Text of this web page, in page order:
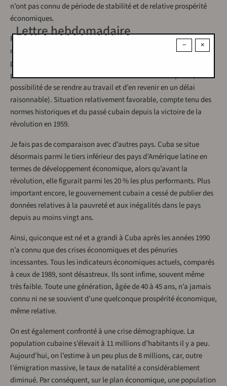
n’ont pas connu de période de stabilité et de relative prospérité
économiques.
Rétrospectivement, les années 1980 sont considérées comme la
meilleure période économique après la révolution pour la
population, notamment en ce qui concerne l’accès aux biens de
première nécessité comme l’alimentation et les transports (la
possibilité de se rendre au travail et d’en revenir en un délai
raisonnable). Situation relativement favorable, compte tenu des
normes historiques et du passé cubain depuis la victoire de la
révolution en 1959.
Je fais pas de comparaison avec d’autres pays. Cuba se situe
désormais parmi le tiers inférieur des pays d’Amérique latine en
termes de développement économique, alors qu’avant la
révolution, elle figurait parmi les 20 % les plus performants. Plus
important encore, le gouvernement cubain a cessé de publier des
données relatives à la pauvreté et aux inégalités dans le pays
depuis au moins vingt ans.
Ainsi, quiconque est né et a grandi à Cuba après les années 1990
n’a connu que des crises économiques et des pénuries
incessantes. Tous les indicateurs économiques actuels, comparés
à ceux de 1989, sont désastreux. Ils sont infime, souvent même
très faible. Toute une génération, âgée de 40 à 45 ans, n’a jamais
connu ni ne se souvient d’une quelconque prospérité économique,
même relative.
On est également confronté à une crise démographique. La
population cubaine s’élevait à 11 millions d’habitants il y a peu.
Aujourd’hui, on l’estime à un peu plus de 8 millions, car, outre
l’émigration massive, le taux de natalité a considérablement
diminué. Par conséquent, sur le plan économique, une population
×
−
Lettre hebdomadaire